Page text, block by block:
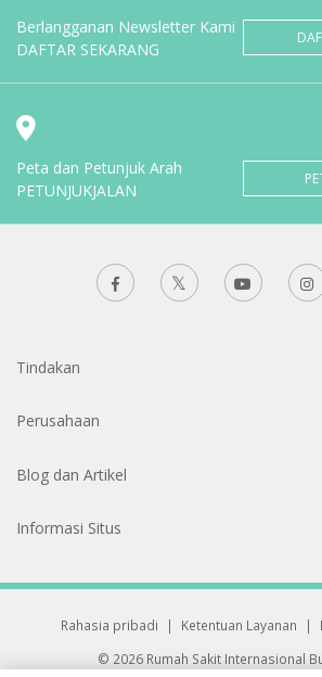
Berlangganan Newsletter Kami
DAFTAR SEKARANG
Peta dan Petunjuk Arah
PETUNJUKJALAN
Tindakan
Perusahaan
Blog dan Artikel
Informasi Situs
Rahasia pribadi | Ketentuan Layanan |
© 2026 Rumah Sakit Internasional